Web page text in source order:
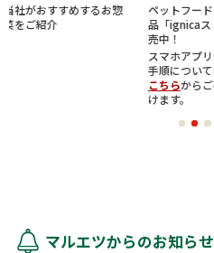
するお惣
ペットフード・ペット用
品「ignicaストア」で販
スマホアプリからの購入
手順については、
からご確認いただ
マルエツからのお知らせ